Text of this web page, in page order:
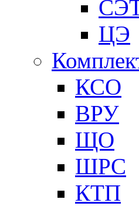
ЦЭ
КСО
ВРУ
ЩО
ШРС
КТП